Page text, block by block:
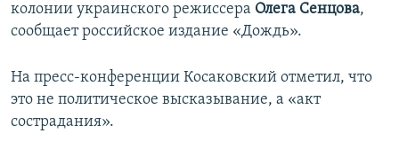
колонии украинского режиссера Олега Сенцова,
сообщает российское издание «Дождь».
На пресс-конференции Косаковский отметил, что
это не политическое высказывание, а «акт
сострадания».